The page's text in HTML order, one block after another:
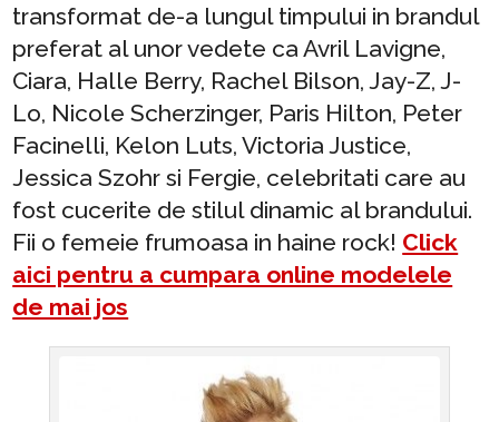
transformat de-a lungul timpului in brandul
preferat al unor vedete ca Avril Lavigne,
Ciara, Halle Berry, Rachel Bilson, Jay-Z, J-
Lo, Nicole Scherzinger, Paris Hilton, Peter
Facinelli, Kelon Luts, Victoria Justice,
Jessica Szohr si Fergie, celebritati care au
fost cucerite de stilul dinamic al brandului.
Fii o femeie frumoasa in haine rock! Click
aici pentru a cumpara online modelele
de mai jos